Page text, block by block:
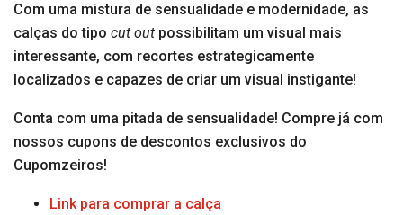
Com uma mistura de sensualidade e modernidade, as
calças do tipo cut out possibilitam um visual mais
interessante, com recortes estrategicamente
localizados e capazes de criar um visual instigante!
Conta com uma pitada de sensualidade! Compre já com
nossos cupons de descontos exclusivos do
Cupomzeiros!
Link para comprar a calça